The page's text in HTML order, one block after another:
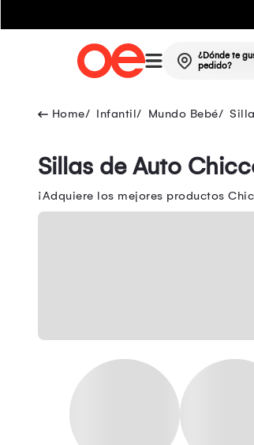
¿Dónde te
pedido?
Infantil Mundo Bebé
Sillas de Auto
¡Adquiere los mejores productos